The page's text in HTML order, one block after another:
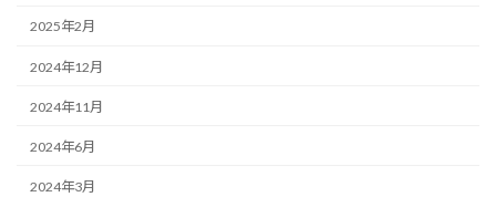
2025年2月
2024年12月
2024年11月
2024年6月
2024年3月